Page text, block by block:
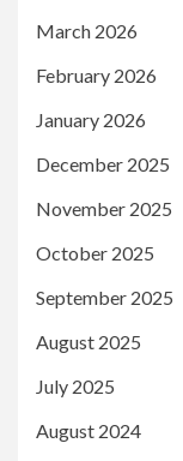
March 2026
February 2026
January 2026
December 2025
November 2025
October 2025
September 2025
August 2025
July 2025
August 2024